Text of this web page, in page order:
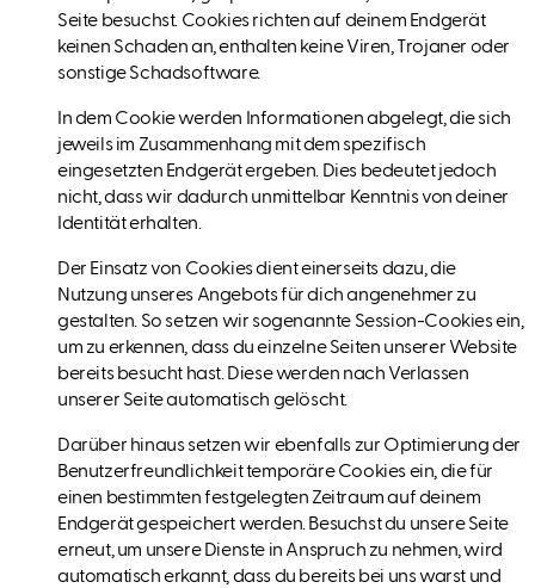
Seite besuchst. Cookies richten auf deinem Endgerät
keinen Schaden an, enthalten keine Viren, Trojaner oder
sonstige Schadsoftware.
In dem Cookie werden Informationen abgelegt, die sich
jeweils im Zusammenhang mit dem spezifisch
eingesetzten Endgerät ergeben. Dies bedeutet jedoch
nicht, dass wir dadurch unmittelbar Kenntnis von deiner
Identität erhalten.
Der Einsatz von Cookies dient einerseits dazu, die
Nutzung unseres Angebots für dich angenehmer zu
gestalten. So setzen wir sogenannte Session-Cookies ein,
um zu erkennen, dass du einzelne Seiten unserer Website
bereits besucht hast. Diese werden nach Verlassen
unserer Seite automatisch gelöscht.
Darüber hinaus setzen wir ebenfalls zur Optimierung der
Benutzerfreundlichkeit temporäre Cookies ein, die für
einen bestimmten festgelegten Zeitraum auf deinem
Endgerät gespeichert werden. Besuchst du unsere Seite
erneut, um unsere Dienste in Anspruch zu nehmen, wird
automatisch erkannt, dass du bereits bei uns warst und